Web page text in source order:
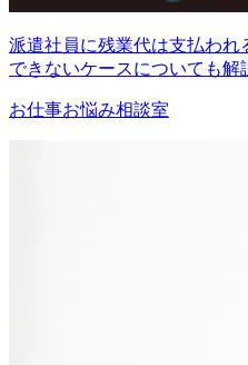
派遣社員に残業代は支払われ
できないケースについても解
お仕事お悩み相談室